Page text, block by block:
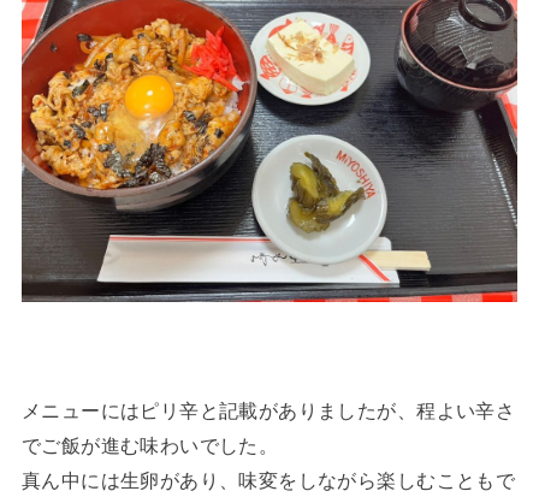
メニューにはピリ辛と記載がありましたが、程よい辛さ
でご飯が進む味わいでした。
真ん中には生卵があり、味変をしながら楽しむこともで